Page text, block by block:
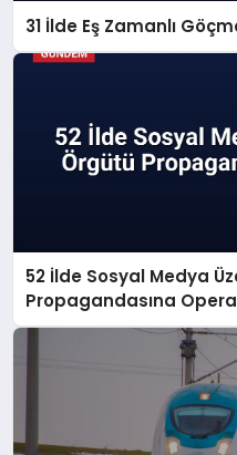
31 İlde Eş Zamanlı
52 İlde Sosyal Medya
Propagandasına